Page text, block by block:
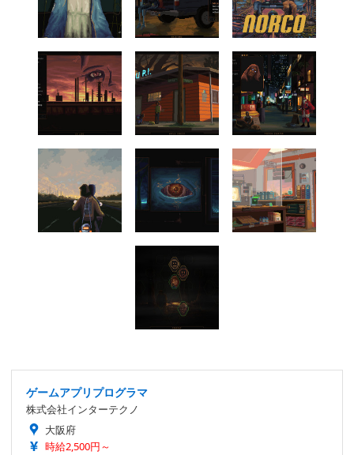
ゲームアプリプログラマ
株式会社インターテクノ
大阪府
時給2,500円～